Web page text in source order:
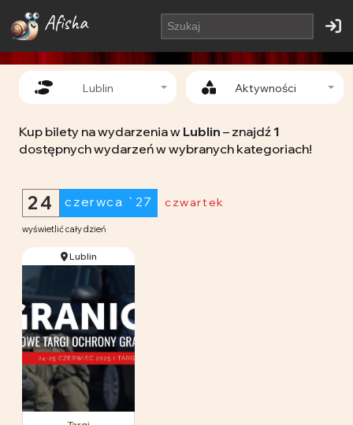
Afisha
Kup bilety na wydarzenia w Lublin – znajdź 1
dostępnych wydarzeń w wybranych kategoriach!
Lublin Aktywności
czwartek
czerwca `27
24
wyświetlić cały dzień
Lublin